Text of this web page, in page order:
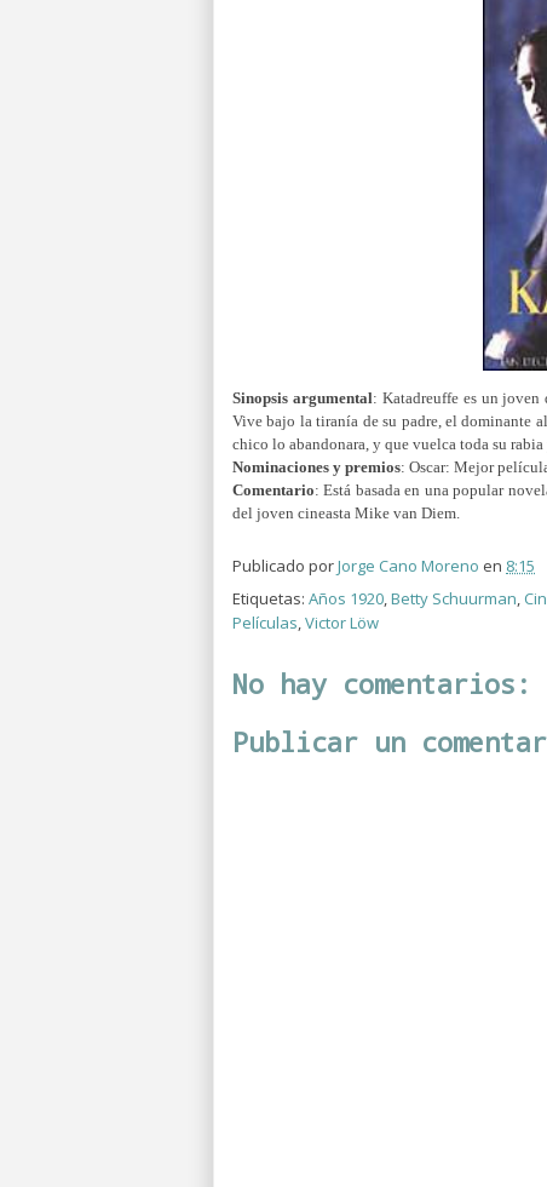
Sinopsis argumental: Katadreuffe es un joven
Vive bajo la tiranía de su padre, el dominante
chico lo abandonara, y que vuelca toda su
Nominaciones y premios: Oscar: Mejor
Comentario:Está basada en una popular
del joven cineasta Mike van Diem.
Publicado porJorge Cano Moreno en 8:15
Etiquetas: Años 1920,Betty Schuurman,
Películas,Victor Löw
No hay comentarios:
Publicar un